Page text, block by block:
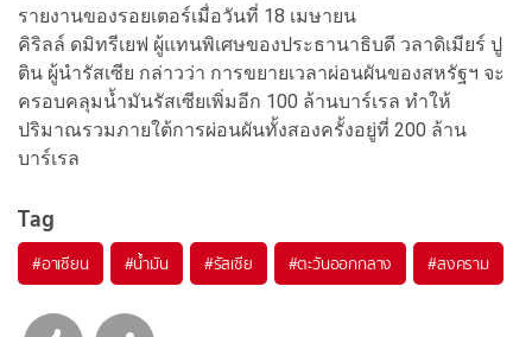
รายงานของรอยเตอร์เมื่อวันที่ 18 เมษายน
คิริลล์ ดมิทรีเยฟ ผู้แทนพิเศษของประธานาธิบดี วลาดิเมียร์ ปู
ติน ผู้นำรัสเซีย กล่าวว่า การขยายเวลาผ่อนผันของสหรัฐฯ จะ
ครอบคลุมน้ำมันรัสเซียเพิ่มอีก 100 ล้านบาร์เรล ทำให้
ปริมาณรวมภายใต้การผ่อนผันทั้งสองครั้งอยู่ที่ 200 ล้าน
บาร์เรล
Tag
#อาเซียน #น้ำมัน #รัสเซีย #ตะวันออกกลาง #สงคราม